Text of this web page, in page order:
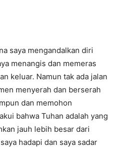
saya mengandalkan diri
menangis dan memeras
keluar. Namun tak ada jalan
menyerah dan berserah
dan memohon
bahwa Tuhan adalah yang
jauh lebih besar dari
hadapi dan saya sadar